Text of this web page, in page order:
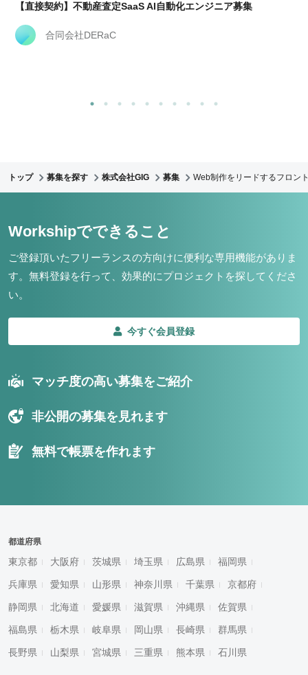
【直接契約】不動産査定SaaS AI自動化エンジニア募集
合同会社DERaC
トップ 募集を探す 株式会社GIG 募集 Web制作をリードするフロン
Workshipでできること
ご登録頂いたフリーランスの方向けに便利な専用機能がありま
す。 無料登録を行って、効果的にプロジェクトを探してくださ
い。
今すぐ会員登録
マッチ度の高い募集をご紹介
非公開の募集を見れます
無料で帳票を作れます
都道府県
東京都 大阪府 茨城県 埼玉県 広島県 福岡県
兵庫県 愛知県 山形県 神奈川県 千葉県 京都府
静岡県 北海道 愛媛県 滋賀県 沖縄県 佐賀県
福島県 栃木県 岐阜県 岡山県 長崎県 群馬県
長野県 山梨県 宮城県 三重県 熊本県 石川県